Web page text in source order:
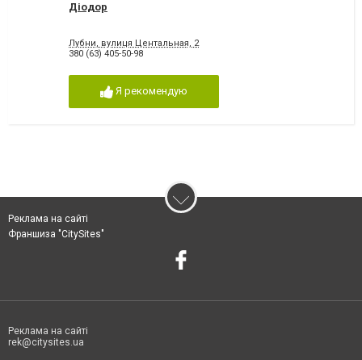
Діодор
Лубни, вулиця Центальная, 2
380 (63) 405-50-98
Я рекомендую
Реклама на сайті
Франшиза "CitySites"
Реклама на сайті
rek@citysites.ua